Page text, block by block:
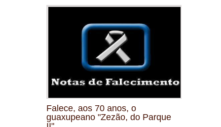
Falece, aos 70 anos, o
guaxupeano "Zezão, do Parque